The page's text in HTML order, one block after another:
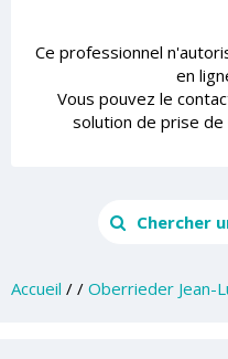
Ce professionnel
en
Vous pouvez le
solution de prise
Chercher
Accueil / / Oberrieder Jean-